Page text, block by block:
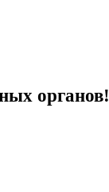
органов!